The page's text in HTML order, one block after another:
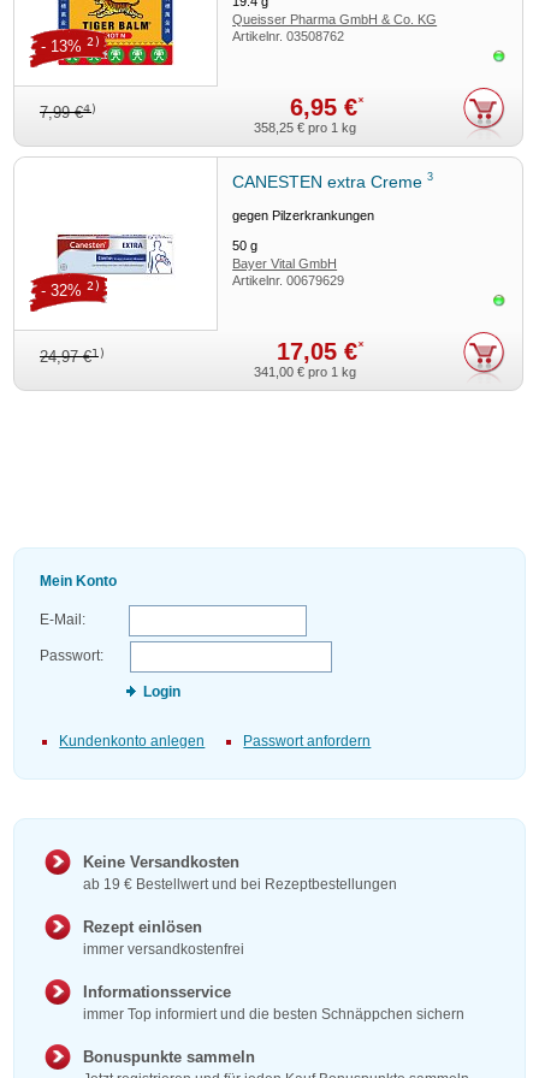
Queisser Pharma GmbH & Co. KG
Artikelnr.03508762
7,99 €4) 6,95 €*
- 13% 2)
358,25 € pro 1 kg
CANESTEN extra Creme3
gegen Pilzerkrankungen
50g
Bayer Vital GmbH
Artikelnr.00679629
24,97 €1) 17,05 €*
- 32% 2)
341,00 € pro 1 kg
Mein Konto
E-Mail:
Passwort:
Login
Kundenkonto anlegen Passwort anfordern
Keine Versandkosten
ab 19 € Bestellwert und bei Rezeptbestellungen
Rezept einlösen
immer versandkostenfrei
Informationsservice
immer Top informiert und die besten Schnäppchen sichern
Bonuspunkte sammeln